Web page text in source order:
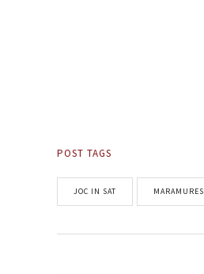
POST TAGS
JOC IN SAT MARAMURES